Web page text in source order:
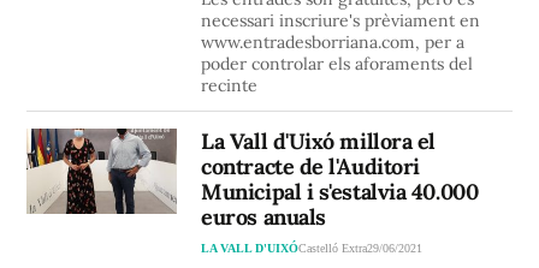
necessari inscriure's prèviament en
www.entradesborriana.com, per a
poder controlar els aforaments del
recinte
La Vall d'Uixó millora el
contracte de l'Auditori
Municipal i s'estalvia 40.000
euros anuals
LA VALL D'UIXÓCastelló Extra29/06/2021